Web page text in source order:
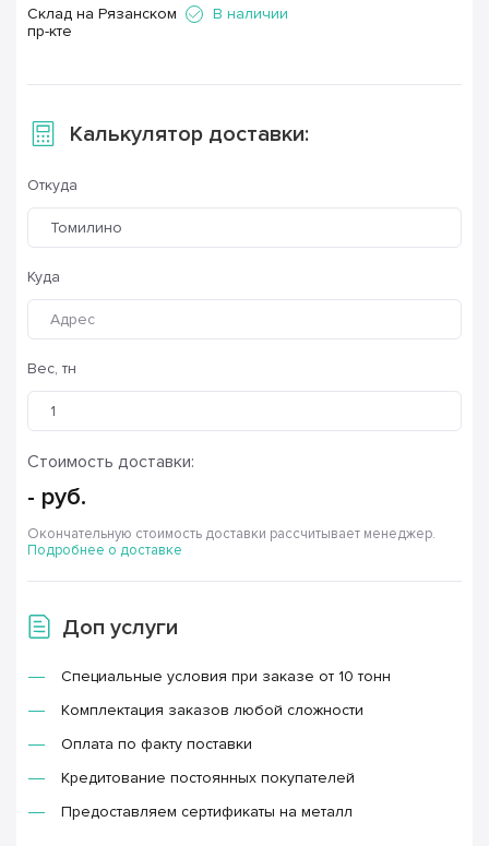
Склад на Рязанском
пр-кте
В наличии
Калькулятор доставки:
Откуда
Томилино
Куда
Вес, тн
Стоимость доставки:
- руб.
Окончательную стоимость доставки рассчитывает менеджер.
Подробнее о доставке
Доп услуги
Специальные условия при заказе от 10 тонн
Комплектация заказов любой сложности
Оплата по факту поставки
Кредитование постоянных покупателей
Предоставляем сертификаты на металл